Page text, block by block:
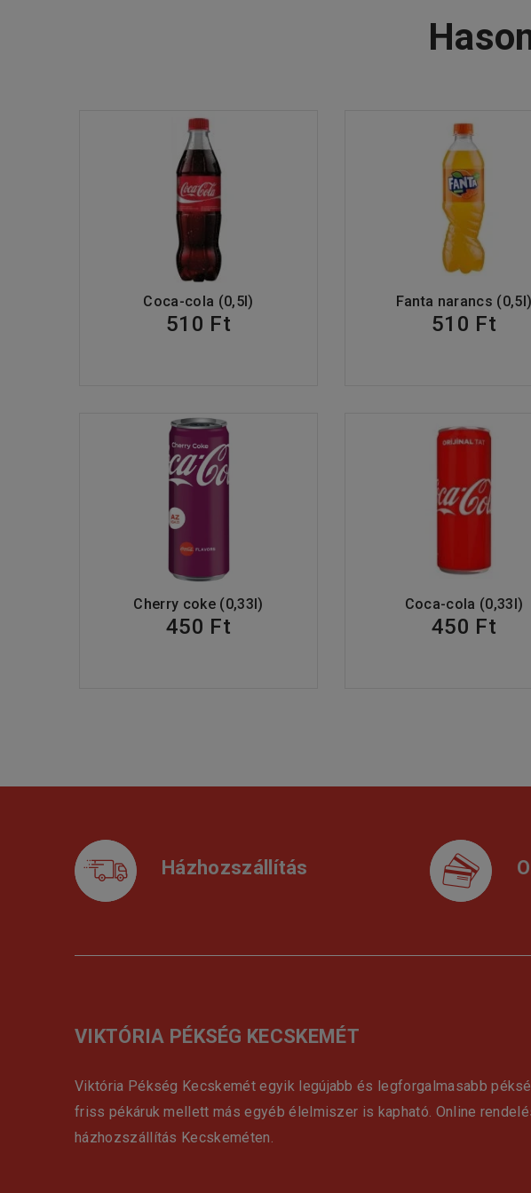
Coca-cola (0,5l)
510 Ft
Fanta narancs (0,5l)
510 Ft
Cherry coke (0,33l)
450 Ft
Coca-cola (0,33l)
450 Ft
Házhozszállítás
VIKTÓRIA PÉKSÉG KECSKEMÉT
Viktória Pékség Kecskemét egyik legújabb és legforgalmasabb
friss pékáruk mellett más egyéb élelmiszer is kapható. Online
házhozszállítás Kecskeméten.